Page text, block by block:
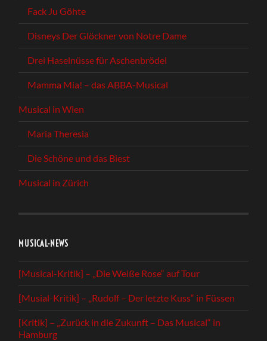
Fack Ju Göhte
Disneys Der Glöckner von Notre Dame
Drei Haselnüsse für Aschenbrödel
Mamma Mia! – das ABBA-Musical
Musical in Wien
Maria Theresia
Die Schöne und das Biest
Musical in Zürich
MUSICAL-NEWS
[Musical-Kritik] – „Die Weiße Rose“ auf Tour
[Musial-Kritik] – „Rudolf – Der letzte Kuss“ in Füssen
[Kritik] – „Zurück in die Zukunft – Das Musical“ in
Hamburg